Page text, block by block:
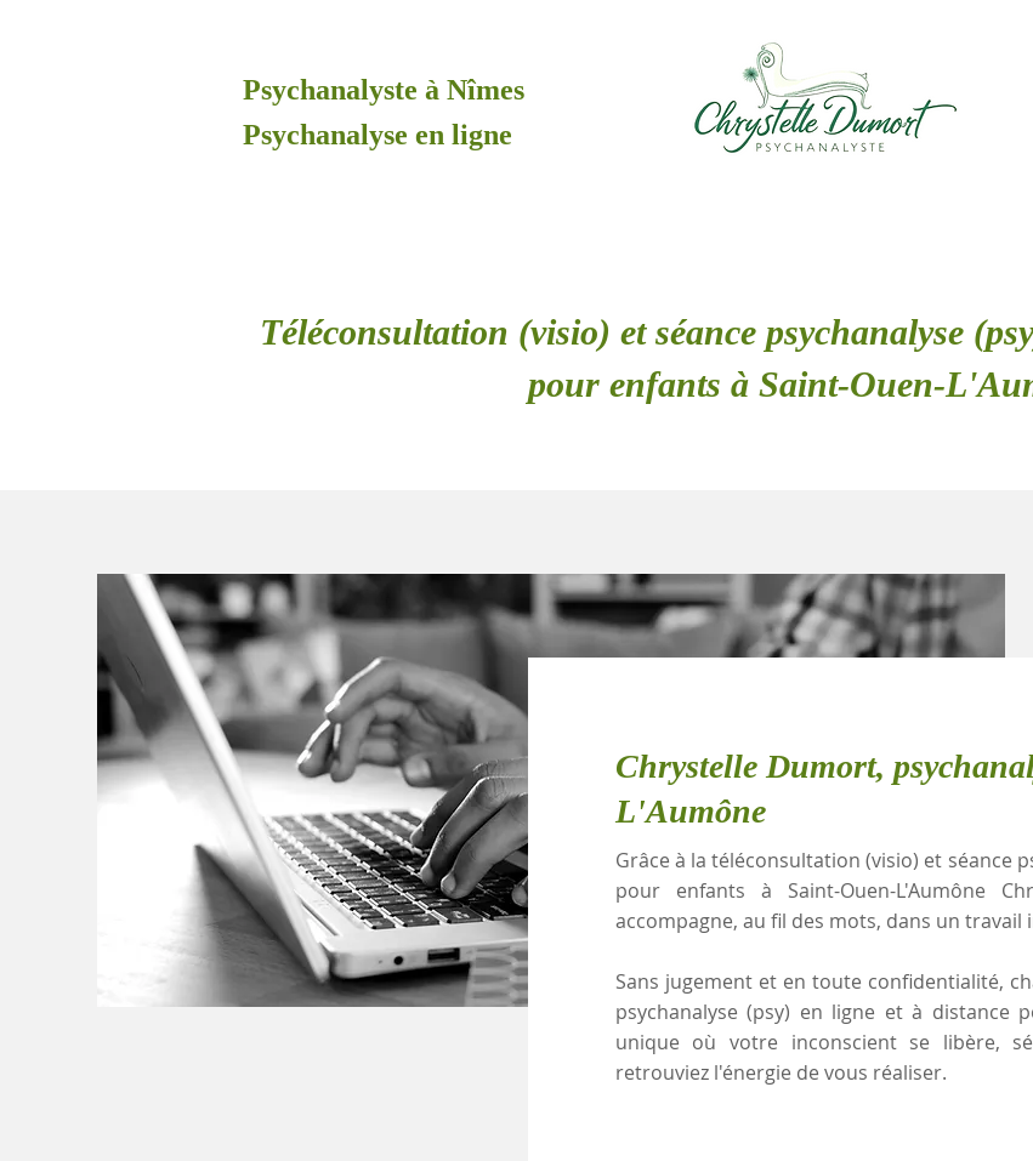
Psychanalyste à Nîmes
Psychanalyse en ligne
Téléconsultation (visio) et séance psychanalyse
pour enfants à Saint-Ouen-
Chrystelle Dumort,
L'Aumône
Grâce à la téléconsultation (visio) et séance
pour enfants à Saint-Ouen-L'Aumône
accompagne, au fil des mots, dans un
Sans jugement et en toute confidentialité,
psychanalyse (psy) en ligne et à distance
unique où votre inconscient se libère,
retrouviez l'énergie de vous réaliser.